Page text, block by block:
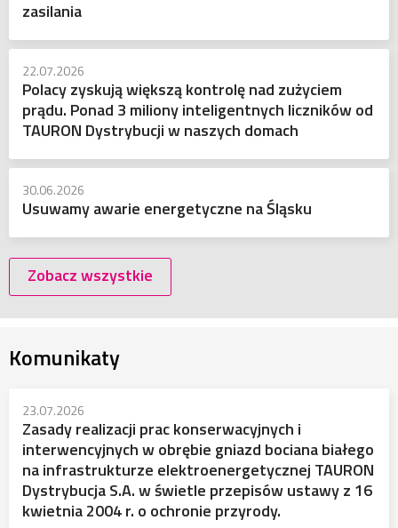
zasilania
22.07.2026
Polacy zyskują większą kontrolę nad zużyciem
prądu. Ponad 3 miliony inteligentnych liczników od
TAURON Dystrybucji w naszych domach
30.06.2026
Usuwamy awarie energetyczne na Śląsku
Zobacz wszystkie
Komunikaty
23.07.2026
Zasady realizacji prac konserwacyjnych i
interwencyjnych w obrębie gniazd bociana białego
na infrastrukturze elektroenergetycznej TAURON
Dystrybucja S.A. w świetle przepisów ustawy z 16
kwietnia 2004 r. o ochronie przyrody.